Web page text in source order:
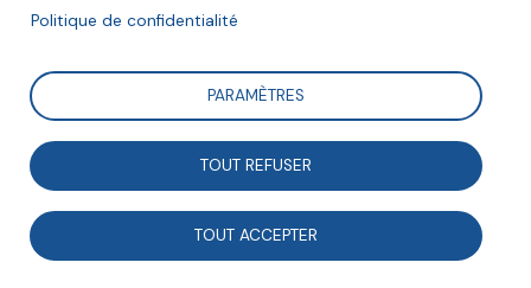
Cette séance aura lieu en ligne, il n'est pas nécessaire
Le 8 avril 2022 de 12h à 13h30
Inscription gratuite mais obligatoire (nombre de
places limité)
Politique de confidentialité
PARAMÈTRES
TOUT REFUSER
TOUT ACCEPTER